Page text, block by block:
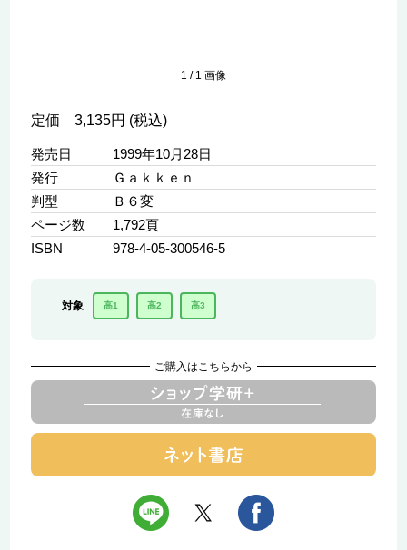
1 / 1 画像
定価 3,135円 (税込)
発売日
1999年10月28日
発行
Ｇａｋｋｅｎ
判型
Ｂ６変
ページ数
1,792頁
ISBN
978-4-05-300546-5
対象 高1 高2 高3
ご購入はこちらから